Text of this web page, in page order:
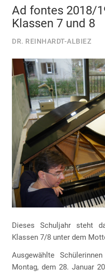
Ad fontes 2018/
Klassen 7 und 8
DR. REINHARDT-ALBIEZ
Dieses Schuljahr steht
Klassen 7/8 unter dem
Ausgewählte
Montag, dem 28. Januar